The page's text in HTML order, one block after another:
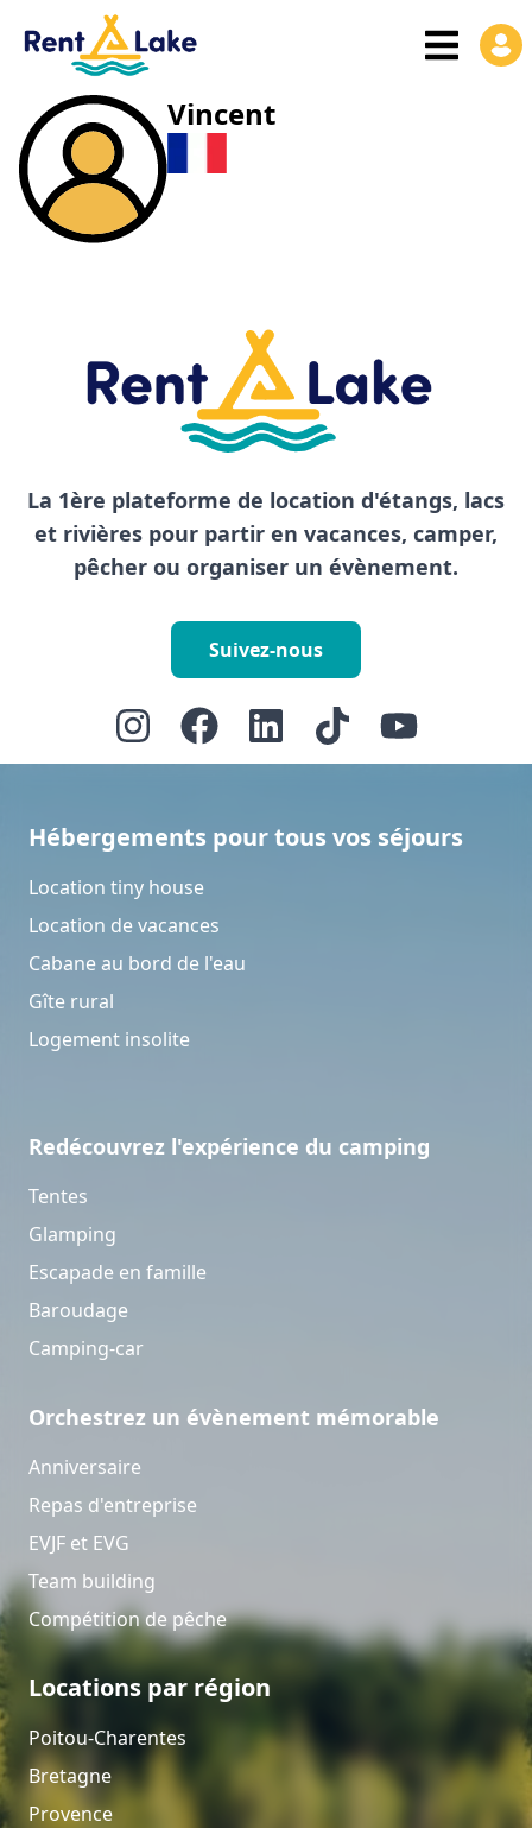
Vincent
La 1ère plateforme de location d'étangs, lacs
et rivières pour partir en vacances, camper,
pêcher ou organiser un évènement.
Suivez-nous
Hébergements pour tous vos séjours
Location tiny house
Location de vacances
Cabane au bord de l'eau
Gîte rural
Logement insolite
Redécouvrez l'expérience du camping
Tentes
Glamping
Escapade en famille
Baroudage
Camping-car
Orchestrez un évènement mémorable
Anniversaire
Repas d'entreprise
EVJF et EVG
Team building
Compétition de pêche
Locations par région
Poitou-Charentes
Bretagne
Provence